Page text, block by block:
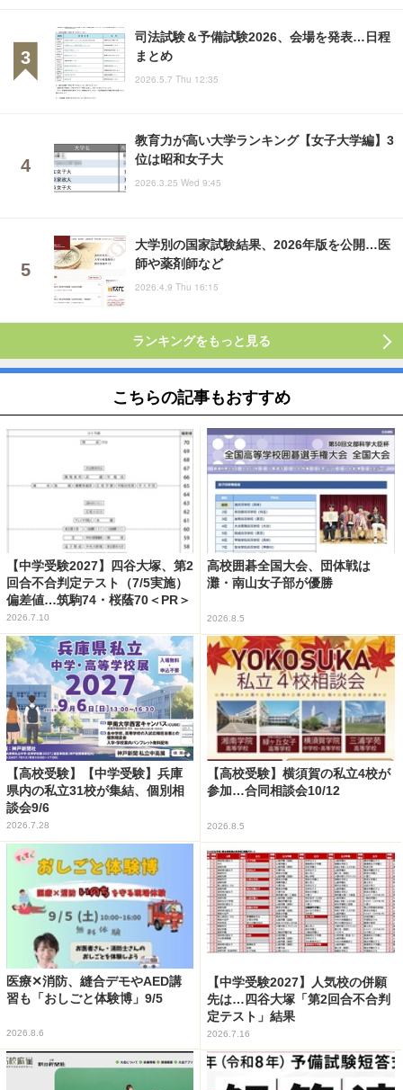
司法試験＆予備試験2026、会場を発表…日程
まとめ
2026.5.7 Thu 12:35
教育力が高い大学ランキング【女子大学編】3
位は昭和女子大
2026.3.25 Wed 9:45
大学別の国家試験結果、2026年版を公開…医
師や薬剤師など
2026.4.9 Thu 16:15
ランキングをもっと見る
こちらの記事もおすすめ
【中学受験2027】四谷大塚、第2
回合不合判定テスト（7/5実施）
偏差値…筑駒74・桜蔭70＜PR＞
2026.7.10
高校囲碁全国大会、団体戦は
灘・南山女子部が優勝
2026.8.5
【高校受験】【中学受験】兵庫
県内の私立31校が集結、個別相
談会9/6
2026.7.28
【高校受験】横須賀の私立4校が
参加…合同相談会10/12
2026.8.5
医療✕消防、縫合デモやAED講
習も「おしごと体験博」9/5
2026.8.6
【中学受験2027】人気校の併願
先は…四谷大塚「第2回合不合判
定テスト」結果
2026.7.16